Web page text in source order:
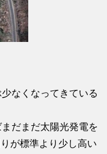
なくなってきている
だまだ太陽光発電を
が標準より少し高い